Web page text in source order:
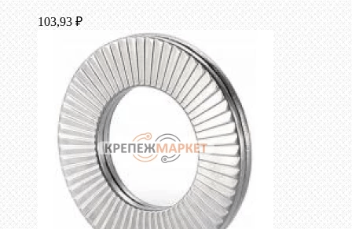
103,93 ₽